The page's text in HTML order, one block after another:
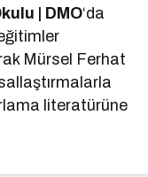
| DMO‘da
Mürsel Ferhat
literatürüne